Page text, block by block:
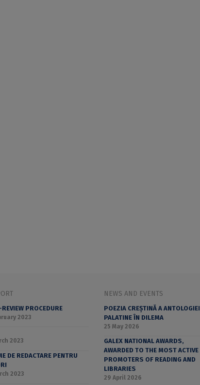
REVIEW PROCEDURE
2023
2023
DE REDACTARE PENTRU
2023
NEWS AND EVENTS
POEZIA CREȘTINĂ A ANTOLOGIEI
PALATINE ÎN DILEMA
25 May 2026
GALEX NATIONAL AWARDS,
AWARDED TO THE MOST ACTIVE
PROMOTERS OF READING AND
LIBRARIES
29 April 2026